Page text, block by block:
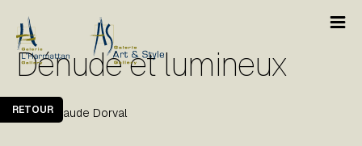
Dénudé et lumineux
Privé : Claude Dorval
RETOUR